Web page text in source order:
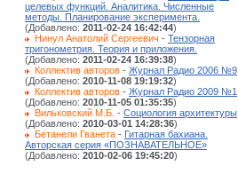
целевых функций. Аналитика. Численные
методы. Планирование эксперимента.
(Добавлено: 2011-02-24 16:42:44)
Нинул Анатолий Сергеевич - Тензорная
тригонометрия. Теория и приложения.
(Добавлено: 2011-02-24 16:39:38)
Коллектив авторов - Журнал Радио 2006 №9
(Добавлено: 2010-11-08 19:19:32)
Коллектив авторов - Журнал Радио 2009 №1
(Добавлено: 2010-11-05 01:35:35)
Вильковский М.Б. - Социология архитектуры
(Добавлено: 2010-03-01 14:28:36)
Бетанели Гванета - Гитарная бахиана.
Авторская серия «ПОЗНАВАТЕЛЬНОЕ»
(Добавлено: 2010-02-06 19:45:20)